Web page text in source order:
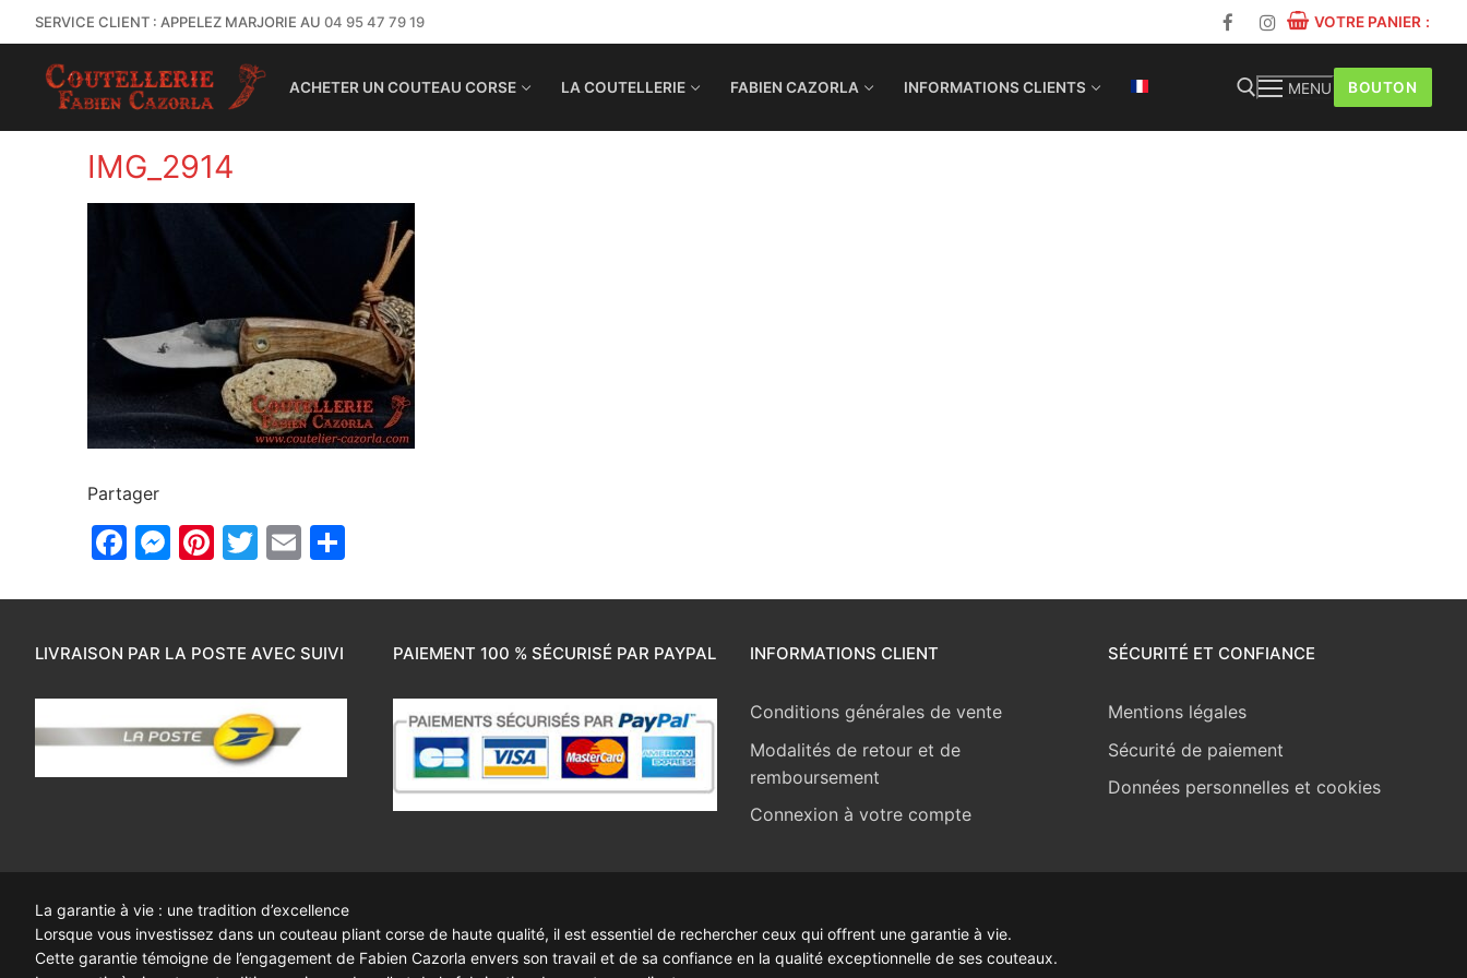
SERVICE CLIENT : APPELEZ MARJORIE AU 04 95 47 79 19 VOTRE PANIER :
ACHETER UN COUTEAU CORSE LA COUTELLERIE FABIEN CAZORLA INFORMATIONS CLIENTS MENU BOUTON
IMG_2914
Partager
Facebook
Messenger
Pinterest
Twitter
Email
LIVRAISON PAR LA POSTE AVEC SUIVI PAIEMENT 100 % SÉCURISÉ PAR PAYPAL INFORMATIONS CLIENT
Conditions générales de vente
Modalités de retour et de
remboursement
Connexion à votre compte
SÉCURITÉ ET CONFIANCE
Mentions légales
Sécurité de paiement
Données personnelles et cookies
La garantie à vie : une tradition d’excellence
Lorsque vous investissez dans un couteau pliant corse de haute qualité, il est essentiel de rechercher ceux qui offrent une garantie à vie.
Cette garantie témoigne de l’engagement de Fabien Cazorla envers son travail et de sa confiance en la qualité exceptionnelle de ses couteaux.